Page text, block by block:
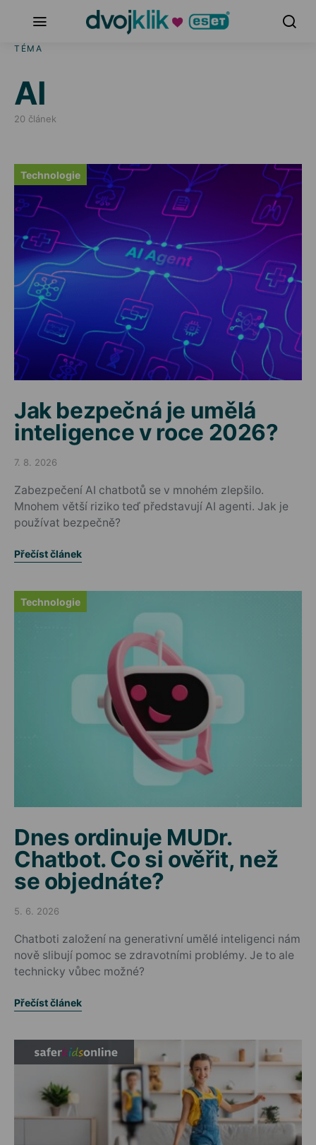
TÉMA
AI
20 článek
Technologie
Jak bezpečná je umělá
inteligence v roce 2026?
Posted on
7. 8. 2026
Zabezpečení AI chatbotů se v mnohém zlepšilo.
Mnohem větší riziko teď představují AI agenti. Jak je
používat bezpečně?
Přečíst článek
Technologie
Dnes ordinuje MUDr.
Chatbot. Co si ověřit, než
se objednáte?
Posted on
5. 6. 2026
Chatboti založení na generativní umělé inteligenci nám
nově slibují pomoc se zdravotními problémy. Je to ale
technicky vůbec možné?
Přečíst článek